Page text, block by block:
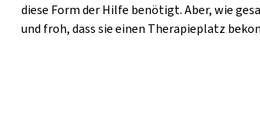
diese Form der Hilfe benötigt. Aber, wie
und froh, dass sie einen Therapieplatz